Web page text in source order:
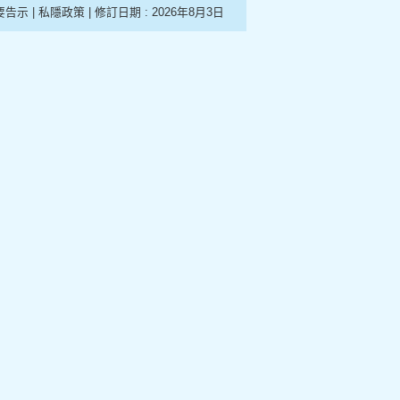
告示 | 私隱政策 | 修訂日期 : 2026年8月3日